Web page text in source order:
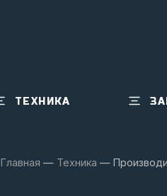
ТЕХНИКА
Главная — Техника —